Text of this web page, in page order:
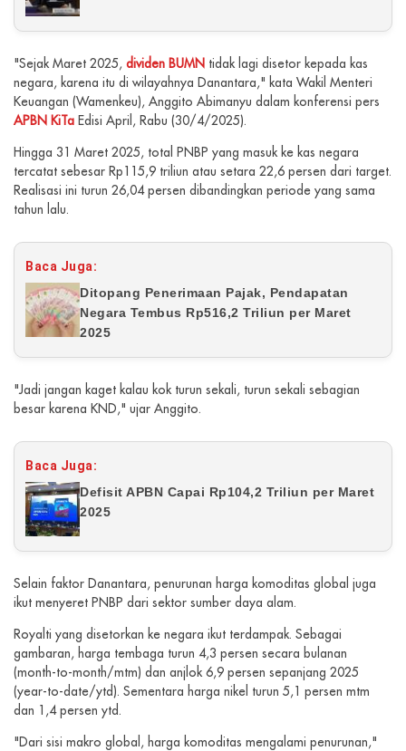
"Sejak Maret 2025, dividen BUMN tidak lagi disetor kepada kas
negara, karena itu di wilayahnya Danantara," kata Wakil Menteri
Keuangan (Wamenkeu), Anggito Abimanyu dalam konferensi pers
APBN KiTa Edisi April, Rabu (30/4/2025).
Hingga 31 Maret 2025, total PNBP yang masuk ke kas negara
tercatat sebesar Rp115,9 triliun atau setara 22,6 persen dari target.
Realisasi ini turun 26,04 persen dibandingkan periode yang sama
tahun lalu.
Baca Juga:
Ditopang Penerimaan Pajak, Pendapatan
Negara Tembus Rp516,2 Triliun per Maret
2025
"Jadi jangan kaget kalau kok turun sekali, turun sekali sebagian
besar karena KND," ujar Anggito.
Baca Juga:
Defisit APBN Capai Rp104,2 Triliun per Maret
2025
Selain faktor Danantara, penurunan harga komoditas global juga
ikut menyeret PNBP dari sektor sumber daya alam.
Royalti yang disetorkan ke negara ikut terdampak. Sebagai
gambaran, harga tembaga turun 4,3 persen secara bulanan
(month-to-month/mtm) dan anjlok 6,9 persen sepanjang 2025
(year-to-date/ytd). Sementara harga nikel turun 5,1 persen mtm
dan 1,4 persen ytd.
"Dari sisi makro global, harga komoditas mengalami penurunan,"